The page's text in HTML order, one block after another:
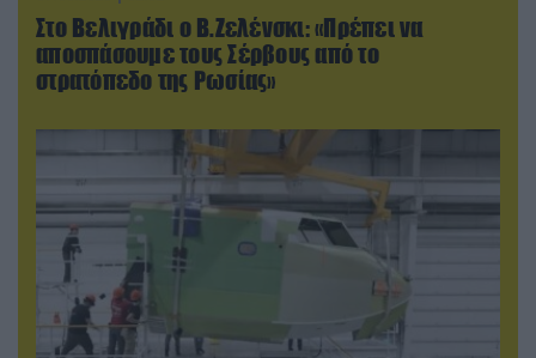
Στο Βελιγράδι ο Β.Ζελένσκι: «Πρέπει να
αποσπάσουμε τους Σέρβους από το
στρατόπεδο της Ρωσίας»